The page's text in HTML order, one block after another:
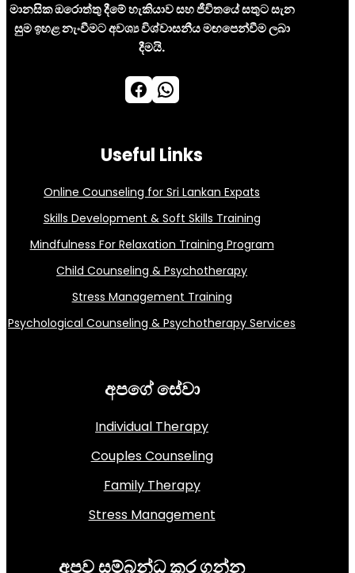
මානසික ඔරොත්තු දීමේ හැකියාව සහ ජීවිතයේ සතුට සැන
සුම ඉහළ නැංවීමට අවශ්‍ය විශ්වාසනීය මඟපෙන්වීම ලබා
දීමයි.
Facebook WhatsApp
Useful Links
Online Counseling for Sri Lankan Expats
Skills Development & Soft Skills Training
Mindfulness For Relaxation Training Program
Child Counseling & Psychotherapy
Stress Management Training
Psychological Counseling & Psychotherapy Services
අපගේ සේවා
Individual Therapy
Couples Counseling
Family Therapy
Stress Management
අපව සම්බන්ධ කර ගන්න